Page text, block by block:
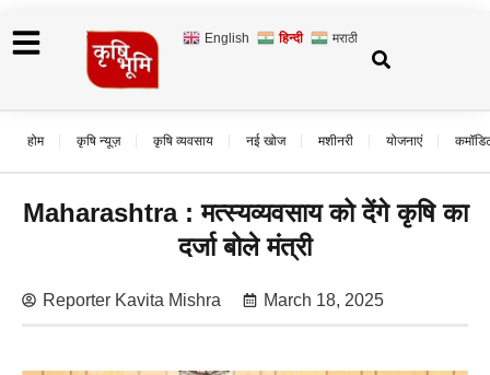
English हिन्दी मराठी
होम कृषि न्यूज़ कृषि व्यवसाय नई खोज मशीनरी योजनाएं
Maharashtra : मत्स्यव्यवसाय को देंगे कृषि का
दर्जा बोले मंत्री
Reporter Kavita Mishra March 18, 2025